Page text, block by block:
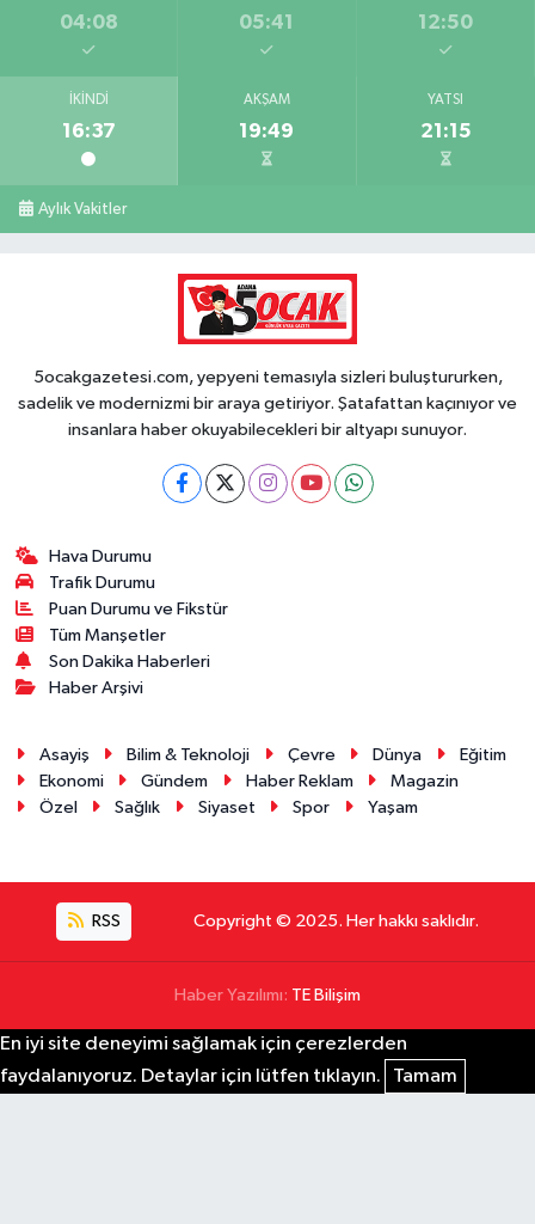
04:08 05:41 12:50
İKINDI
16:37
AKŞAM
19:49
YATSI
21:15
Aylık Vakitler
5ocakgazetesi.com, yepyeni temasıyla sizleri buluştururken,
sadelik ve modernizmi bir araya getiriyor. Şatafattan kaçınıyor ve
insanlara haber okuyabilecekleri bir altyapı sunuyor.
Hava Durumu
Trafik Durumu
Puan Durumu ve Fikstür
Tüm Manşetler
Son Dakika Haberleri
Haber Arşivi
Asayiş Bilim & Teknoloji Çevre Dünya
Eğitim
Ekonomi
Gündem Haber Reklam
Magazin
Özel
Sağlık Siyaset Spor Yaşam
RSS Copyright © 2025. Her hakkı saklıdır.
Haber Yazılımı: TE Bilişim
En iyi site deneyimi sağlamak için çerezlerden
faydalanıyoruz. Detaylar için lütfen tıklayın.
Tamam